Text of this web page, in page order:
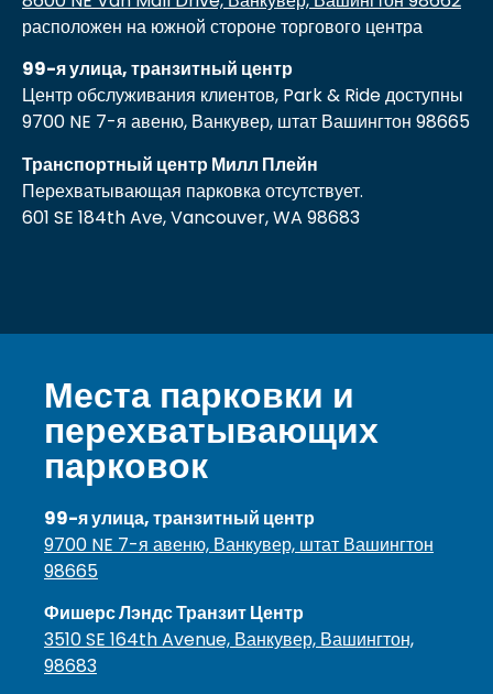
расположен на южной стороне торгового центра
99-я улица, транзитный центр
Центр обслуживания клиентов, Park & Ride доступны
9700 NE 7-я авеню, Ванкувер, штат Вашингтон 98665
Транспортный центр Милл Плейн
Перехватывающая парковка отсутствует.
601 SE 184th Ave, Vancouver, WA 98683
Места парковки и
перехватывающих
парковок
99-я улица, транзитный центр
9700 NE 7-я авеню, Ванкувер, штат Вашингтон
98665
Фишерс Лэндс Транзит Центр
3510 SE 164th Avenue, Ванкувер, Вашингтон,
98683